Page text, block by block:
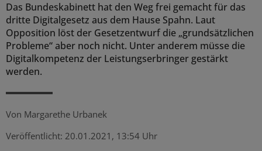
Das Bundeskabinett hat den Weg frei gemacht für das
dritte Digitalgesetz aus dem Hause Spahn. Laut
Opposition löst der Gesetzentwurf die „grundsätzlichen
Probleme“ aber noch nicht. Unter anderem müsse die
Digitalkompetenz der Leistungserbringer gestärkt
werden.
Von Margarethe Urbanek
Veröffentlicht: 20.01.2021, 13:54 Uhr